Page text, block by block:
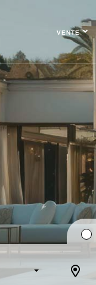
VENTE